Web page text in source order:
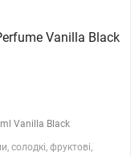
Vanilla Black
Vanilla Black
солодкі, фруктові,